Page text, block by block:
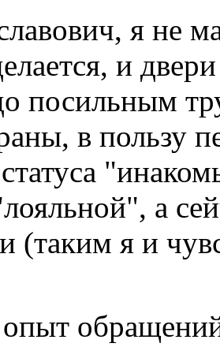
я не
и
посильным
в пользу
а
(таким я и